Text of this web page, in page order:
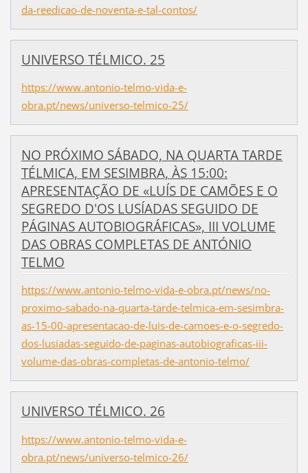
da-reedicao-de-noventa-e-tal-contos/
UNIVERSO TÉLMICO. 25
https://www.antonio-telmo-vida-e-
obra.pt/news/universo-telmico-25/
NO PRÓXIMO SÁBADO, NA QUARTA TARDE
TÉLMICA, EM SESIMBRA, ÀS 15:00:
APRESENTAÇÃO DE «LUÍS DE CAMÕES E O
SEGREDO D'OS LUSÍADAS SEGUIDO DE
PÁGINAS AUTOBIOGRÁFICAS», III VOLUME
DAS OBRAS COMPLETAS DE ANTÓNIO
TELMO
https://www.antonio-telmo-vida-e-obra.pt/news/no-
proximo-sabado-na-quarta-tarde-telmica-em-sesimbra-
as-15-00-apresentacao-de-luis-de-camoes-e-o-segredo-
dos-lusiadas-seguido-de-paginas-autobiograficas-iii-
volume-das-obras-completas-de-antonio-telmo/
UNIVERSO TÉLMICO. 26
https://www.antonio-telmo-vida-e-
obra.pt/news/universo-telmico-26/